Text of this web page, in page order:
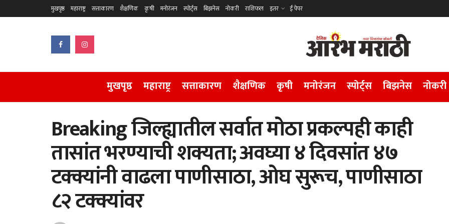
मुखपृष्ठ महाराष्ट्र सत्ताकारण शैक्षणिक कृषी मनोरंजन स्पोर्ट्स बिझनेस नोकरी राशिफल इतर ई पेपर
मुखपृष्ठ महाराष्ट्र सत्ताकारण शैक्षणिक कृषी मनोरंजन स्पोर्ट्स बिझनेस नोकरी
Breaking जिल्ह्यातील सर्वात मोठा प्रकल्पही काही
तासांत भरण्याची शक्यता; अवघ्या ४ दिवसांत ४७
टक्क्यांनी वाढला पाणीसाठा, ओघ सुरूच, पाणीसाठा
८२ टक्क्यांवर